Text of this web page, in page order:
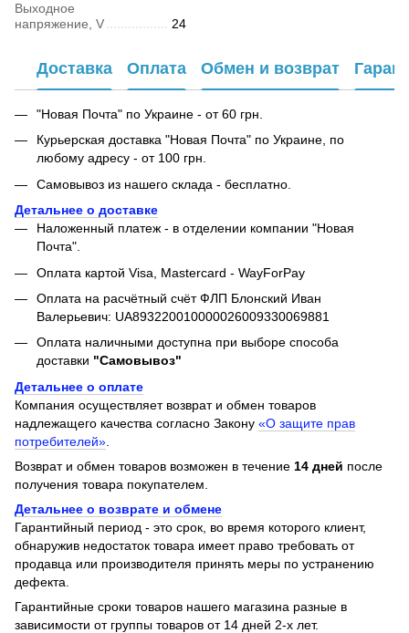
Выходное
напряжение, V
24
Доставка Оплата Обмен и возврат
"Новая Почта" по Украине - от 60 грн.
Курьерская доставка "Новая Почта" по Украине, по
любому адресу - от 100 грн.
Самовывоз из нашего склада - бесплатно.
Детальнее о доставке
Наложенный платеж - в отделении компании "Новая
Почта".
Оплата картой Visa, Mastercard - WayForPay
Оплата на расчётный счёт ФЛП Блонский Иван
Валерьевич: UA893220010000026009330069881
Оплата наличными доступна при выборе способа
доставки "Самовывоз"
Детальнее о оплате
Компания осуществляет возврат и обмен товаров
надлежащего качества согласно Закону «О защите прав
потребителей»
Возврат и обмен товаров возможен в течение 14 дней после
получения товара покупателем.
Детальнее о возврате и обмене
Гарантийный период - это срок, во время которого клиент,
обнаружив недостаток товара имеет право требовать от
продавца или производителя принять меры по устранению
дефекта.
Гарантийные сроки товаров нашего магазина разные в
зависимости от группы товаров от 14 дней 2-х лет.